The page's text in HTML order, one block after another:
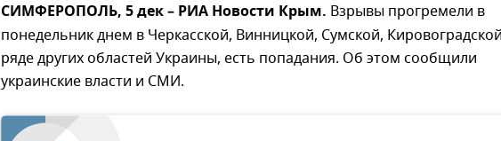
СИМФЕРОПОЛЬ, 5 дек – РИА Новости Крым. Взрывы прогремели в
понедельник днем в Черкасской, Винницкой, Сумской,
ряде других областей Украины, есть попадания. Об этом сообщили
украинские власти и СМИ.